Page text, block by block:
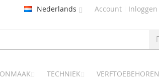
Account Inloggen
Nederlands
TECHNIEK VERFTOEBEHOREN